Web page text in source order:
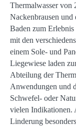
Thermalwasser von
Nackenbrausen und
Baden zum
mit den
einem Sole- und
Liegewiese laden
Abteilung der
Anwendungen und
Schwefel- oder
vielen Indikationen.
Linderung